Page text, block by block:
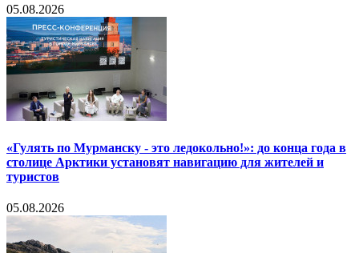
05.08.2026
«Гулять по Мурманску - это ледокольно!»: до конца года в
столице Арктики установят навигацию для жителей и
туристов
05.08.2026